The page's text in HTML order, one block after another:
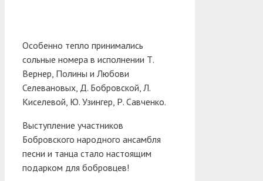
Особенно тепло принимались
сольные номера в исполнении Т.
Вернер, Полины и Любови
Селевановых, Д. Бобровской, Л.
Киселевой, Ю. Узингер, Р. Савченко.
Выступление участников
Бобровского народного ансамбля
песни и танца стало настоящим
подарком для бобровцев!